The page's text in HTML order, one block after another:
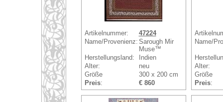
Artikelnummer:
47224
Name/Provenienz: Sarough Mir
Muse™
Herstellungsland:
Indien
Alter:
neu
Größe
300 x 200 cm
Preis: € 860
Name/
Alter:
Größe
Preis: